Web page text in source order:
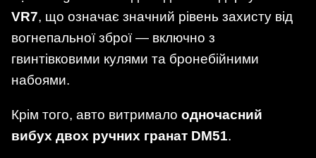
VR7, що означає значний рівень захисту від
вогнепальної зброї — включно з
гвинтівковими кулями та бронебійними
набоями.
Крім того, авто витримало одночасний
вибух двох ручних гранат DM51.